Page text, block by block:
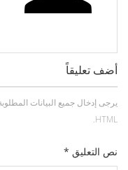
أضف تعليقاً
يرجى إدخال جميع البيانات
HTML.
نص التعليق *